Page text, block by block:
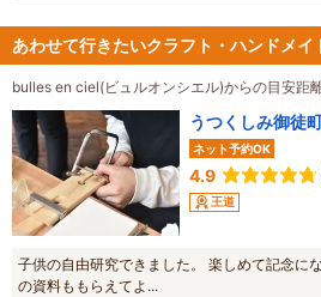
あわせて行きたいクラフト・ハンドメイ
bulles en ciel(ビュルオンシエル)からの目安距
うつくしみ御徒
ネット予約OK
4.9
王道
子供の自由研究できました。 楽しめて記念に
の資料ももらえてよ...